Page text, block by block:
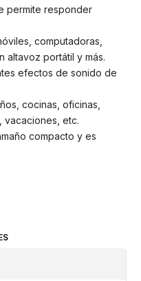
permite responder
computadoras,
altavoz portátil y más.
efectos de sonido de
cocinas, oficinas,
vacaciones, etc.
compacto y es